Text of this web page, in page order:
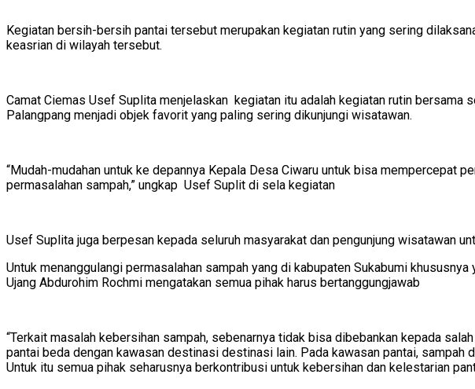
Kegiatan bersih-bersih pantai tersebut merupakan kegiatan rutin yang sering
keasrian di wilayah tersebut.
Camat Ciemas Usef Suplita menjelaskan kegiatan itu adalah kegiatan rutin bersama
Palangpang menjadi objek favorit yang paling sering dikunjungi wisatawan.
“Mudah-mudahan untuk ke depannya Kepala Desa Ciwaru untuk bisa mempercepat
permasalahan sampah,” ungkap Usef Suplit di sela kegiatan
Usef Suplita juga berpesan kepada seluruh masyarakat dan pengunjung wisatawan
Untuk menanggulangi permasalahan sampah yang di kabupaten Sukabumi
Ujang Abdurohim Rochmi mengatakan semua pihak harus bertanggungjawab
“Terkait masalah kebersihan sampah, sebenarnya tidak bisa dibebankan kepada
pantai beda dengan kawasan destinasi destinasi lain. Pada kawasan pantai,
Untuk itu semua pihak seharusnya berkontribusi untuk kebersihan dan kelestarian